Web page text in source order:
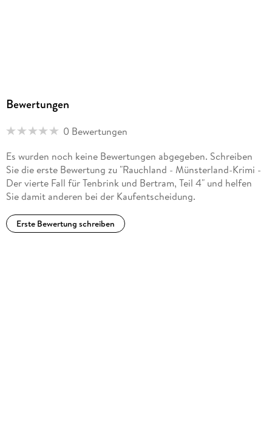
Bewertungen
0 Bewertungen
Es wurden noch keine Bewertungen abgegeben. Schreiben
Sie die erste Bewertung zu "Rauchland - Münsterland-Krimi -
Der vierte Fall für Tenbrink und Bertram, Teil 4" und helfen
Sie damit anderen bei der Kaufentscheidung.
Erste Bewertung schreiben